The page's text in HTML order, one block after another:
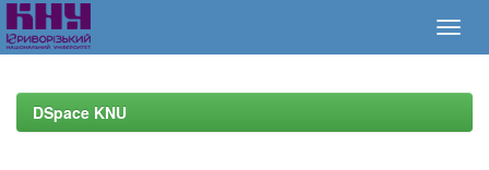
navigationDSpace KNU